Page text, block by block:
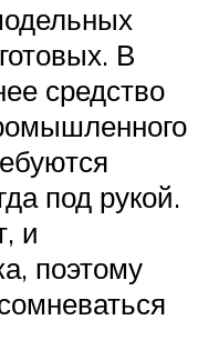
В
средство
под рукой.
и
поэтому